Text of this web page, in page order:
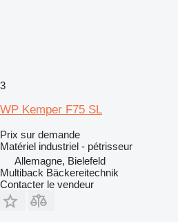
3
WP Kemper F75 SL
Prix sur demande
Matériel industriel - pétrisseur
Allemagne, Bielefeld
Multiback Bäckereitechnik
Contacter le vendeur